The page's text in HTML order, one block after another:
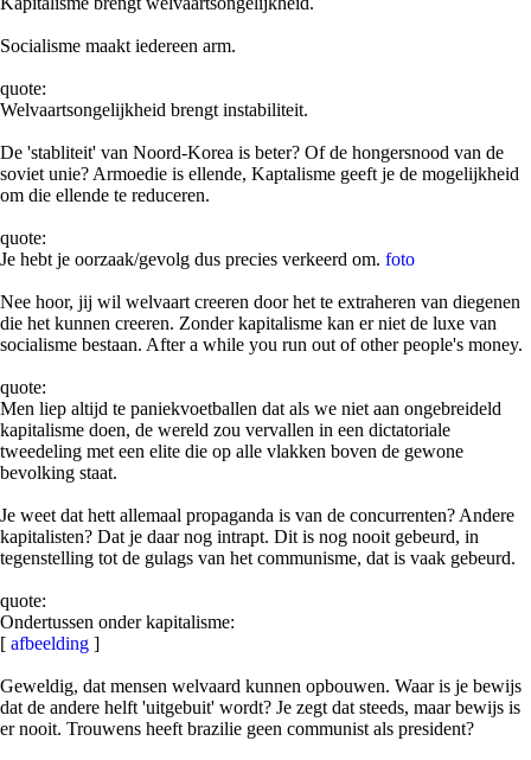
Socialisme maakt iedereen arm.
quote:
Welvaartsongelijkheid brengt instabiliteit.
De 'stabliteit' van Noord-Korea is beter? Of de hongersnood van de
soviet unie? Armoedie is ellende, Kaptalisme geeft je de mogelijkheid
om die ellende te reduceren.
quote:
Je hebt je oorzaak/gevolg dus precies verkeerd om. foto
Nee hoor, jij wil welvaart creeren door het te extraheren van diegenen
die het kunnen creeren. Zonder kapitalisme kan er niet de luxe van
socialisme bestaan. After a while you run out of other people's money.
quote:
Men liep altijd te paniekvoetballen dat als we niet aan ongebreideld
kapitalisme doen, de wereld zou vervallen in een dictatoriale
tweedeling met een elite die op alle vlakken boven de gewone
bevolking staat.
Je weet dat hett allemaal propaganda is van de concurrenten? Andere
kapitalisten? Dat je daar nog intrapt. Dit is nog nooit gebeurd, in
tegenstelling tot de gulags van het communisme, dat is vaak gebeurd.
quote:
Ondertussen onder kapitalisme:
[ afbeelding ]
Geweldig, dat mensen welvaard kunnen opbouwen. Waar is je bewijs
dat de andere helft 'uitgebuit' wordt? Je zegt dat steeds, maar bewijs is
er nooit. Trouwens heeft brazilie geen communist als president?